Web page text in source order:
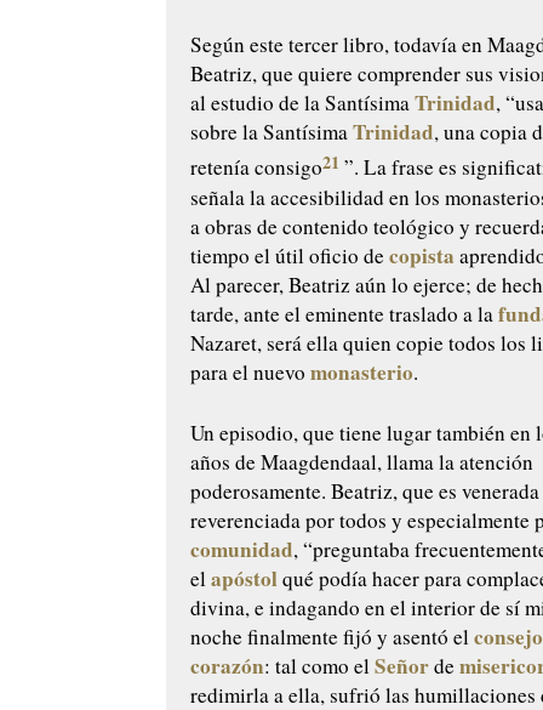
Según este tercer libro, todavía en
Beatriz, que quiere comprender sus
al estudio de la SantísimaTrinidad,
sobre la SantísimaTrinidad, una copia
retenía consigo21 ”. La frase es
señala la accesibilidad en los
a obras de contenido teológico y
tiempo el útil oficio decopista
Al parecer, Beatriz aún lo ejerce; de
tarde, ante el eminente traslado a la
Nazaret, será ella quien copie todos los
para el nuevomonasterio.
Un episodio, que tiene lugar también en
años de Maagdendaal, llama la atención
poderosamente. Beatriz, que es
reverenciada por todos y especialmente
comunidad, “preguntaba
elapóstolqué podía hacer para
divina, e indagando en el interior de sí
noche finalmente fijó y asentó elconsejo
corazón: tal como elSeñorde
redimirla a ella, sufrió las